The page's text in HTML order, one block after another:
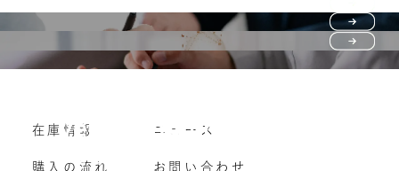
購入の流れ
よくいただくご質問
Vehicle purchase
車両買い取り
在庫情報
購入の流れ
ニュース
お問い合わせ